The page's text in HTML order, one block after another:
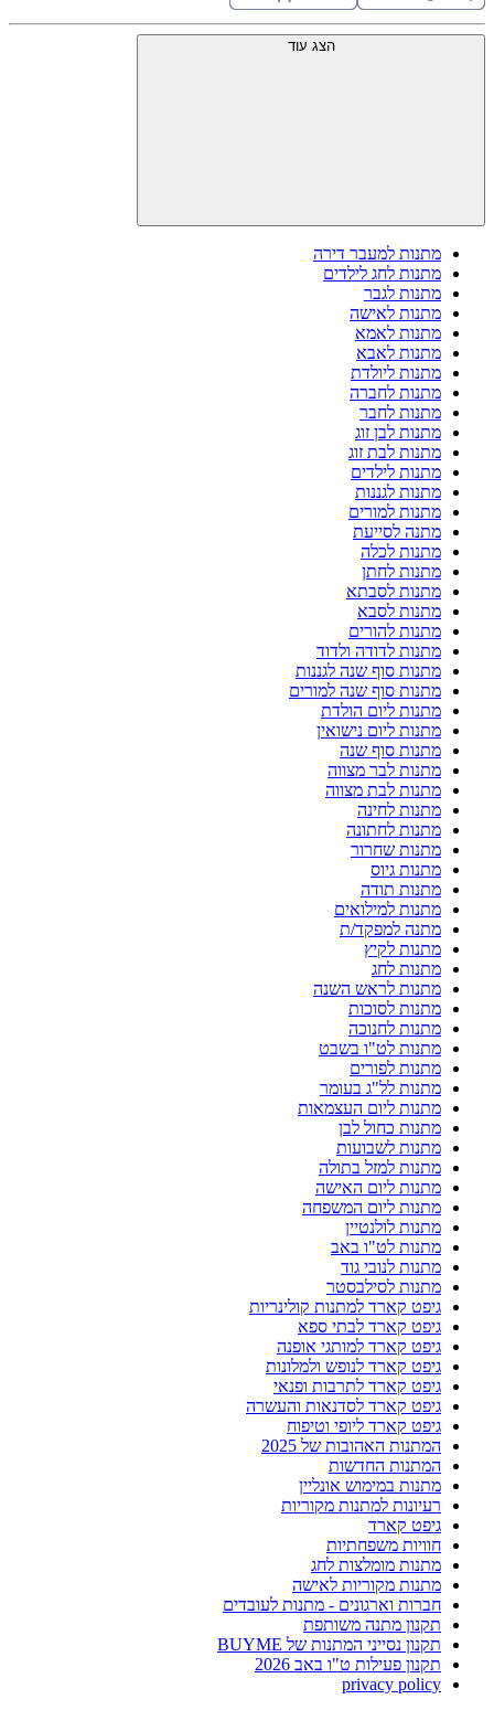
הצג עוד
מתנות למעבר דירה
מתנות לחג לילדים
מתנות לגבר
מתנות לאישה
מתנות לאמא
מתנות לאבא
מתנות ליולדת
מתנות לחברה
מתנות לחבר
מתנות לבן זוג
מתנות לבת זוג
מתנות לילדים
מתנות לגננות
מתנות למורים
מתנה לסייעת
מתנות לכלה
מתנות לחתן
מתנות לסבתא
מתנות לסבא
מתנות להורים
מתנות לדודה ולדוד
מתנות סוף שנה לגננות
מתנות סוף שנה למורים
מתנות ליום הולדת
מתנות ליום נישואין
מתנות סוף שנה
מתנות לבר מצווה
מתנות לבת מצווה
מתנות לחינה
מתנות לחתונה
מתנות שחרור
מתנות גיוס
מתנות תודה
מתנות למילואים
מתנה למפקד/ת
מתנות לקיץ
מתנות לחג
מתנות לראש השנה
מתנות לסוכות
מתנות לחנוכה
מתנות לט"ו בשבט
מתנות לפורים
מתנות לל"ג בעומר
מתנות ליום העצמאות
מתנות כחול לבן
מתנות לשבועות
מתנות למזל בתולה
מתנות ליום האישה
מתנות ליום המשפחה
מתנות לולנטיין
מתנות לט"ו באב
מתנות לנובי גוד
מתנות לסילבסטר
גיפט קארד למתנות קולינריות
גיפט קארד לבתי ספא
גיפט קארד למותגי אופנה
גיפט קארד לנופש ולמלונות
גיפט קארד לתרבות ופנאי
גיפט קארד לסדנאות והעשרה
גיפט קארד ליופי וטיפוח
המתנות האהובות של 2025
המתנות החדשות
מתנות במימוש אונליין
רעיונות למתנות מקוריות
גיפט קארד
חוויות משפחתיות
מתנות מומלצות לחג
מתנות מקוריות לאישה
חברות וארגונים - מתנות לעובדים
תקנון מתנה משותפת
תקנון נסייני המתנות של BUYME
תקנון פעילות ט"ו באב 2026
privacy policy